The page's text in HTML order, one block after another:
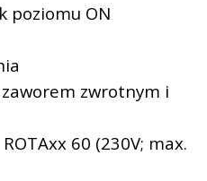
poziomu ON
zwrotnym i
60 (230V; max.